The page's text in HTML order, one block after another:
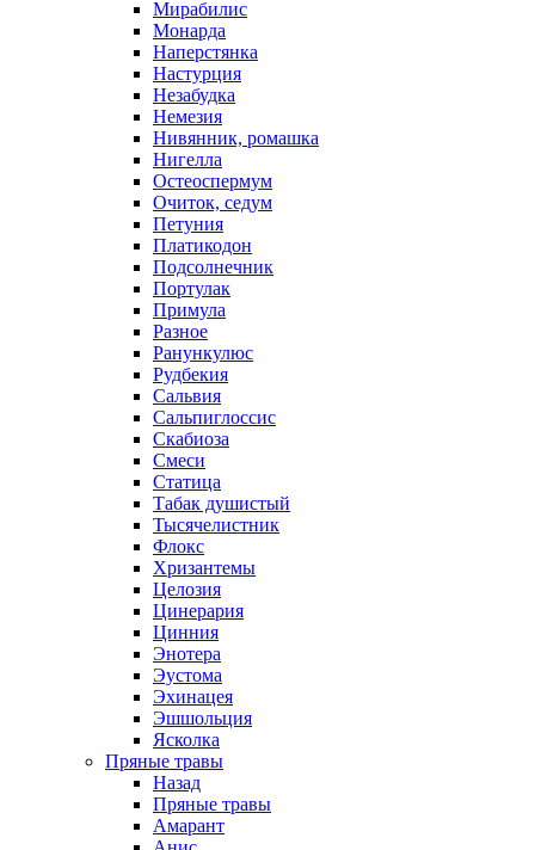
Мирабилис
Монарда
Наперстянка
Настурция
Незабудка
Немезия
Нивянник, ромашка
Нигелла
Остеоспермум
Очиток, седум
Петуния
Платикодон
Подсолнечник
Портулак
Примула
Разное
Ранункулюс
Рудбекия
Сальвия
Сальпиглоссис
Скабиоза
Смеси
Статица
Табак душистый
Тысячелистник
Флокс
Хризантемы
Целозия
Цинерария
Цинния
Энотера
Эустома
Эхинацея
Эшшольция
Ясколка
Пряные травы
Назад
Пряные травы
Амарант